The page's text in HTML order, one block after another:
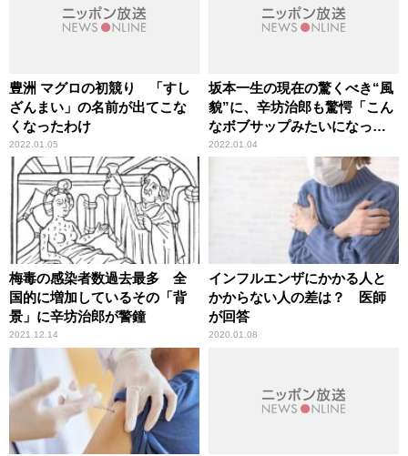
豊洲 マグロの初競り 「すし
ざんまい」の名前が出てこな
くなったわけ
2022.01.05
坂本一生の現在の驚くべき“風
貌”に、辛坊治郎も驚愕「こん
なボブサップみたいになって
いるとは」
2022.01.04
梅毒の感染者数過去最多 全
国的に増加しているその「背
景」に辛坊治郎が警鐘
2021.12.14
インフルエンザにかかる人と
かからない人の差は？ 医師
が回答
2020.01.08